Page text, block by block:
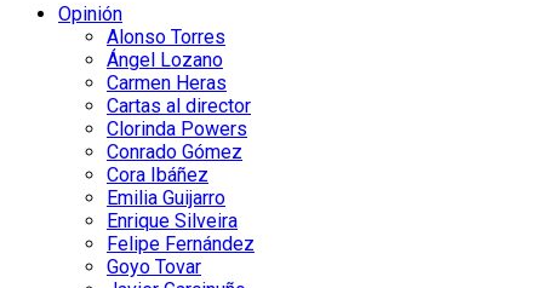
Opinión
Alonso Torres
Ángel Lozano
Carmen Heras
Cartas al director
Clorinda Powers
Conrado Gómez
Cora Ibáñez
Emilia Guijarro
Enrique Silveira
Felipe Fernández
Goyo Tovar